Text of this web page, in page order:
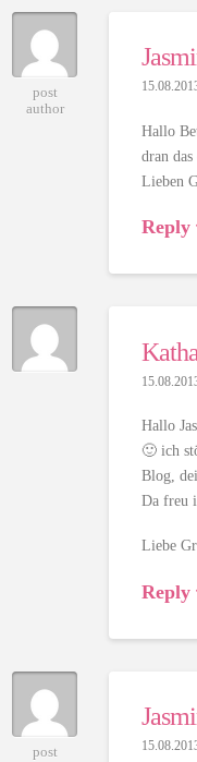
post
author
Hallo
dran das
Lieben
Reply
Hallo
🙂 ich
Blog,
Da freu
Liebe
Reply
post